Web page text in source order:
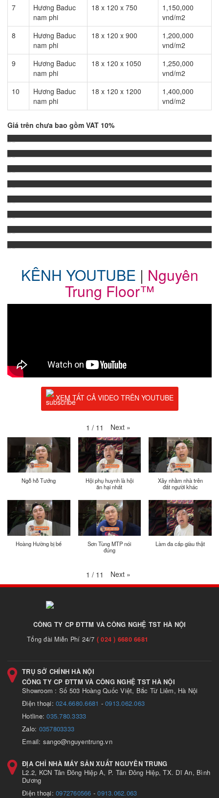
7
Hương Baduc
nam phi
18 x 120 x 750
1,150,000
vnd/m2
8
Hương Baduc
nam phi
18 x 120 x 900
1,200,000
vnd/m2
9
Hương Baduc
nam phi
18 x 120 x 1050
1,250,000
vnd/m2
10
Hương Baduc
nam phi
18 x 120 x 1200
1,400,000
vnd/m2
Giá trên chưa bao gồm VAT 10%
SÀN GỖ HƯƠNG BADUC NAM PHI 15 X 90 X 450
SÀN GỖ HƯƠNG NAM PHI 18 X 120 X 900
SÀN GỖ HƯƠNG NAM PHI 18 X 120 X 750
SÀN GỖ HƯƠNG BADUC NAM PHI 15 X 90 X 750
SÀN GỖ HƯƠNG BADUC NAM PHI 15 X 90 X 900
SÀN GỖ HƯƠNG BADUC NAM PHI 18 X 120 X 750
SÀN HƯƠNG BADUC NAM PHI 18 X 120 X 900
SÀN HƯƠNG BADUC NAM PHI 1200*120*18 MM
KÊNH YOUTUBE | Nguyên
Trung Floor™
XEM TẤT CẢ VIDEO TRÊN YOUTUBE
1 / 11 Next »
Ngỗ hỗ Tướng
Hội phụ huynh là hội
ăn hại nhất
Xây nhầm nhà trên
đất người khác
Hoàng Hường bị bế
Sơn Tùng MTP nói
đúng
Làm đa cấp giàu thật
1 / 11 Next »
CÔNG TY CP ĐTTM VÀ CÔNG NGHỆ TST HÀ NỘI
Tổng đài Miễn Phí 24/7 ( 024 ) 6680 6681
TRỤ SỞ CHÍNH HÀ NỘI
CÔNG TY CP ĐTTM VÀ CÔNG NGHỆ TST HÀ NỘI
Showroom : Số 503 Hoàng Quốc Việt, Bắc Từ Liêm, Hà Nội
Điện thoại:024.6680.6681 -0913.062.063
Hotline:035.780.3333
Zalo: 0357803333
Email: sango@nguyentrung.vn
ĐỊA CHỈ NHÀ MÁY SẢN XUẤT NGUYÊN TRUNG
L2.2, KCN Tân Đông Hiệp A, P. Tân Đông Hiệp, TX. Dĩ An, Bình
Dương
Điện thoại:0972760566 -0913.062.063